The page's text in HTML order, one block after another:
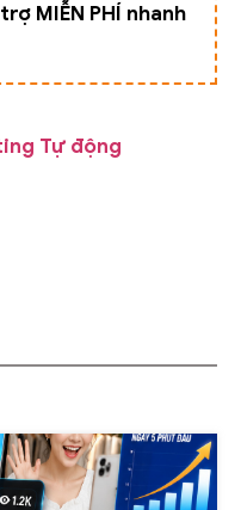
MIỄN PHÍ nhanh
Tự động